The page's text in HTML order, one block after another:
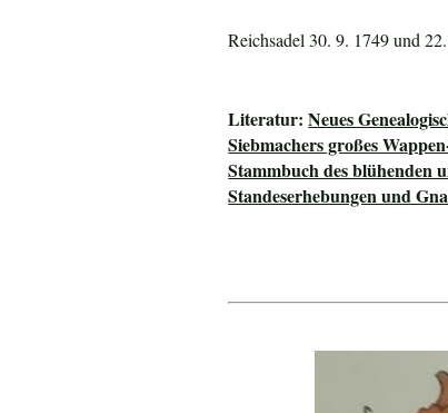
Reichsadel 30. 9. 1749 und
Literatur:Neues
Siebmachers großes
Stammbuch des blühenden
Standeserhebungen und